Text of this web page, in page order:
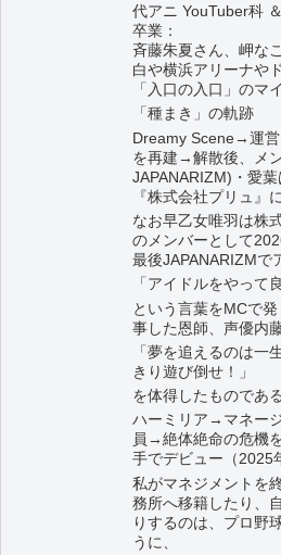
代アニ YouTuber科
卒業：
斉藤朱夏さん、岬な
白や横浜アリーナや
「入口の入口」のマ
「種まき」の軌跡
Dreamy Scene→運
を再建→解散後、メ
JAPANARIZM)・愛
『株式会社プリュ』
なお早乙女唯羽は株
のメンバーとして
最後JAPANARIZMで
「アイドルをやって
という言葉をMCで
事した恩師、声優内
「夢を追えるのは一
きり遊び倒せ！」
を体得したものであ
ハーミリア→マネー
員→絶体絶命の危機
手でデビュー（2025
私がマネジメントを
務所へ移籍したり、
りするのは、プロ野
うに、